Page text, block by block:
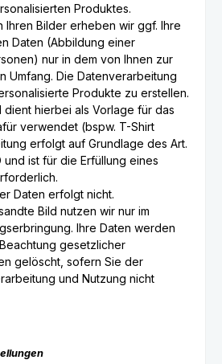
Produktes.
Ihren Bilder erheben wir ggf. Ihre
Daten (Abbildung einer
nur in dem von Ihnen zur
Umfang. Die Datenverarbeitung
Produkte zu erstellen.
dient hierbei als Vorlage für das
verwendet (bspw. T-Shirt
erfolgt auf Grundlage des Art.
und ist für die Erfüllung eines
Daten erfolgt nicht.
Bild nutzen wir nur im
Ihre Daten werden
gesetzlicher
gelöscht, sofern Sie der
und Nutzung nicht